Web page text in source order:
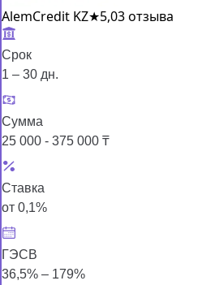
AlemCredit KZ★5,03 отзыва
Срок
1 – 30 дн.
Сумма
25 000 - 375 000 ₸
Ставка
от 0,1%
ГЭСВ
36,5% – 179%